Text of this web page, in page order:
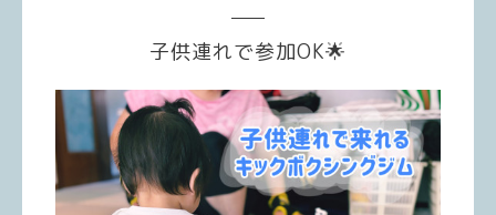
子供連れで参加OK🌟